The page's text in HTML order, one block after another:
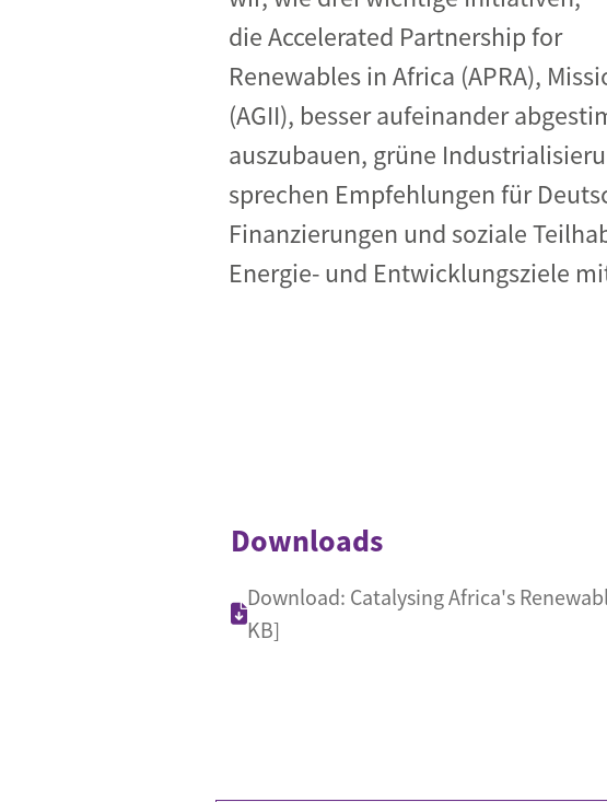
die Accelerated Partnership for
Renewables in Africa (APRA),
(AGII), besser aufeinander
auszubauen, grüne
sprechen Empfehlungen für
Finanzierungen und soziale
Energie- und Entwicklungsziele
Downloads
Download: Catalysing Africa's
KB]